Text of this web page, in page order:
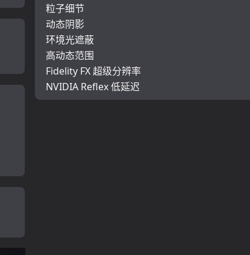
粒子细节
动态阴影
环境光遮蔽
高动态范围
Fidelity FX 超级分辨率
NVIDIA Reflex 低延迟